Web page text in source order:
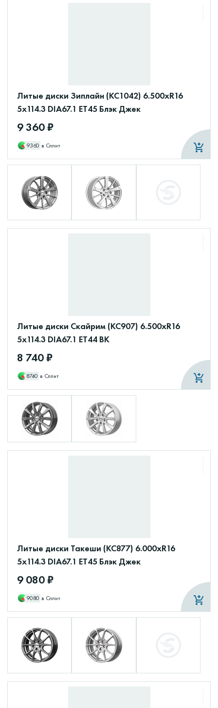
Литые диски Зиплайн (КС1042) 6.500xR16
5x114.3 DIA67.1 ET45 Блэк Джек
9 360 ₽
9360 в Сплит
Литые диски Скайрим (КС907) 6.500xR16
5x114.3 DIA67.1 ET44 BK
8 740 ₽
8740 в Сплит
Литые диски Такеши (КС877) 6.000xR16
5x114.3 DIA67.1 ET45 Блэк Джек
9 080 ₽
9080 в Сплит